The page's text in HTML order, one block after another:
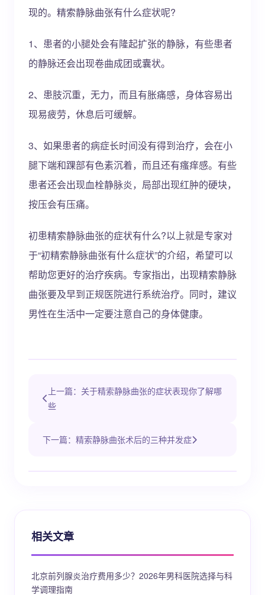
现的。精索静脉曲张有什么症状呢?
1、患者的小腿处会有隆起扩张的静脉，有些患者
的静脉还会出现卷曲成团或囊状。
2、患肢沉重，无力，而且有胀痛感，身体容易出
现易疲劳，休息后可缓解。
3、如果患者的病症长时间没有得到治疗，会在小
腿下端和踝部有色素沉着，而且还有瘙痒感。有些
患者还会出现血栓静脉炎，局部出现红肿的硬块，
按压会有压痛。
初患精索静脉曲张的症状有什么?以上就是专家对
于“初精索静脉曲张有什么症状”的介绍，希望可以
帮助您更好的治疗疾病。专家指出，出现精索静脉
曲张要及早到正规医院进行系统治疗。同时，建议
男性在生活中一定要注意自己的身体健康。
上一篇：关于精索静脉曲张的症状表现你了解哪
些
下一篇：精索静脉曲张术后的三种并发症
相关文章
北京前列腺炎治疗费用多少？2026年男科医院选择与科
学调理指南